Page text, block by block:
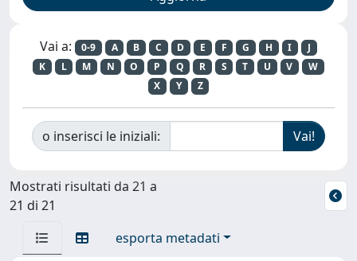
Vai a: 0-9 A B C D E F G H I
J
K
L M N O P Q R S T U V
W
X
Y Z
o inserisci le iniziali:
Mostrati risultati da 21 a
21 di 21
esporta metadati